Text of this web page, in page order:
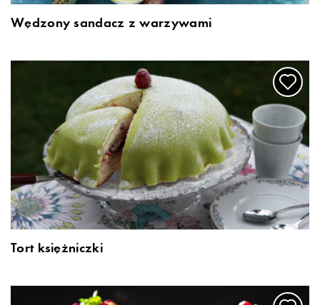
Wędzony sandacz z warzywami
Tort księżniczki